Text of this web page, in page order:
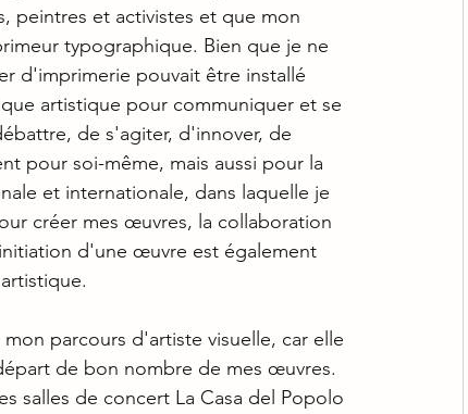
peintres et activistes et que mon
typographique. Bien que je ne
d'imprimerie pouvait être installé
artistique pour communiquer et se
de s'agiter, d'innover, de
pour soi-même, mais aussi pour la
et internationale, dans laquelle je
créer mes œuvres, la collaboration
d'une œuvre est également
parcours d'artiste visuelle, car elle
de bon nombre de mes œuvres.
salles de concert La Casa del Popolo